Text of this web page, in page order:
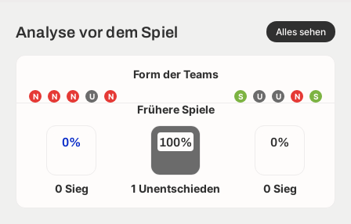
Analyse vor dem Spiel Alles sehen
Form der Teams
N N N U N S
N
U
U
S
Frühere Spiele
0%
0 Sieg
100%
1 Unentschieden
0%
0 Sieg